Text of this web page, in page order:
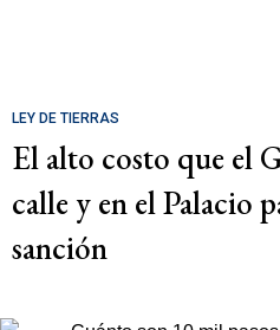
LEY DE TIERRAS
El alto costo que el
calle y en el Palacio
sanción